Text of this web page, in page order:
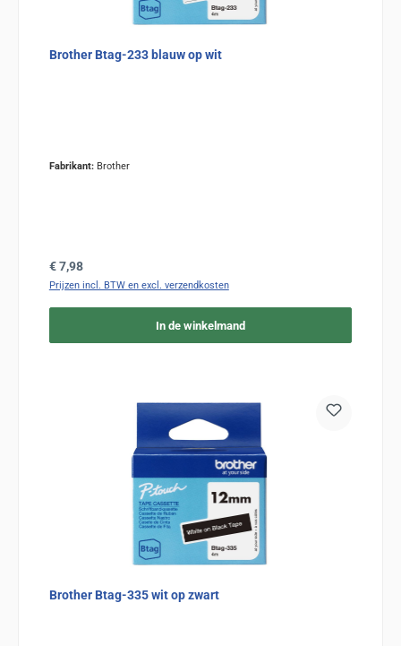
Brother Btag-233 blauw op wit
Fabrikant: Brother
Normale prijs:
€ 7,98
Prijzen incl. BTW en excl. verzendkosten
In de winkelmand
Brother Btag-335 wit op zwart